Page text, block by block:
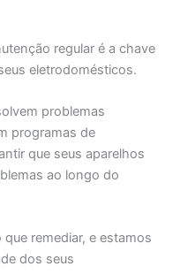
regular é a chave
eletrodomésticos.
problemas
programas de
que seus aparelhos
ao longo do
remediar, e estamos
dos seus